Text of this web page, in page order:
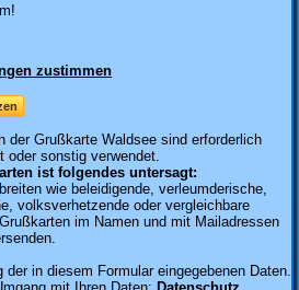
zustimmen
der Grußkarte Waldsee sind erforderlich
oder sonstig verwendet.
ist folgendes untersagt:
wie beleidigende, verleumderische,
volksverhetzende oder vergleichbare
im Namen und mit Mailadressen
in diesem Formular eingegebenen Daten.
mit Ihren Daten:Datenschutz